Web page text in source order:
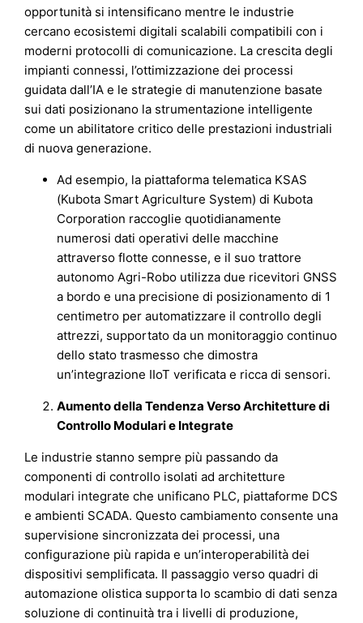
opportunità si intensificano mentre le industrie
cercano ecosistemi digitali scalabili compatibili con i
moderni protocolli di comunicazione. La crescita degli
impianti connessi, l’ottimizzazione dei processi
guidata dall’IA e le strategie di manutenzione basate
sui dati posizionano la strumentazione intelligente
come un abilitatore critico delle prestazioni industriali
di nuova generazione.
Ad esempio, la piattaforma telematica KSAS
(Kubota Smart Agriculture System) di Kubota
Corporation raccoglie quotidianamente
numerosi dati operativi delle macchine
attraverso flotte connesse, e il suo trattore
autonomo Agri-Robo utilizza due ricevitori GNSS
a bordo e una precisione di posizionamento di 1
centimetro per automatizzare il controllo degli
attrezzi, supportato da un monitoraggio continuo
dello stato trasmesso che dimostra
un’integrazione IIoT verificata e ricca di sensori.
Aumento della Tendenza Verso Architetture di
Controllo Modulari e Integrate
Le industrie stanno sempre più passando da
componenti di controllo isolati ad architetture
modulari integrate che unificano PLC, piattaforme DCS
e ambienti SCADA. Questo cambiamento consente una
supervisione sincronizzata dei processi, una
configurazione più rapida e un’interoperabilità dei
dispositivi semplificata. Il passaggio verso quadri di
automazione olistica supporta lo scambio di dati senza
soluzione di continuità tra i livelli di produzione,